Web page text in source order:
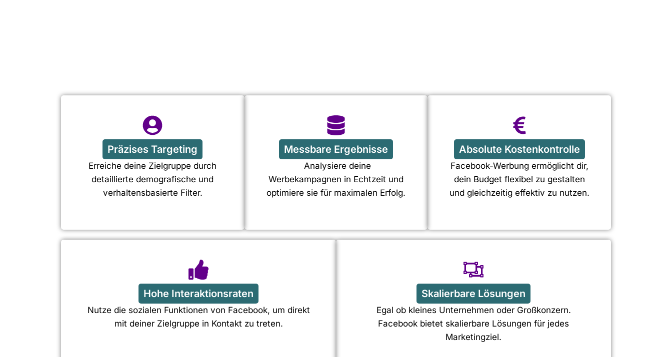
Präzises Targeting
Erreiche deine Zielgruppe durch
detaillierte demografische und
verhaltensbasierte Filter.
Messbare Ergebnisse
Analysiere deine
Werbekampagnen in Echtzeit und
optimiere sie für maximalen Erfolg.
Absolute Kostenkontrolle
Facebook-Werbung ermöglicht dir,
dein Budget flexibel zu gestalten
und gleichzeitig effektiv zu nutzen.
Hohe Interaktionsraten
Nutze die sozialen Funktionen von Facebook, um direkt
mit deiner Zielgruppe in Kontakt zu treten.
Skalierbare Lösungen
Egal ob kleines Unternehmen oder Großkonzern.
Facebook bietet skalierbare Lösungen für jedes
Marketingziel.